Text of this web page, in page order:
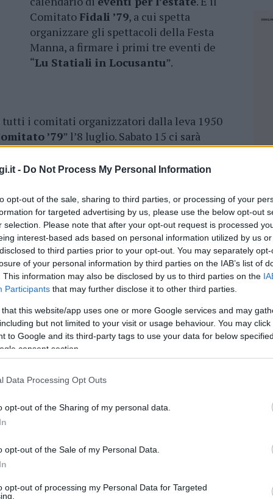
- Do Not Process My Personal Information
opt-out of the sale, sharing to third parties, or processing of your
for targeted advertising by us, please use the below opt-out
selection. Please note that after your opt-out request is processed
interest-based ads based on personal information utilized by us
to third parties prior to your opt-out. You may separately
of your personal information by third parties on the IAB’s list of
This information may also be disclosed by us to third parties on the
Participants that may further disclose it to other third parties.
that this website/app uses one or more Google services and may
but not limited to your visit or usage behaviour. You may
to Google and its third-party tags to use your data for below
consent section.
Data Processing Opt Outs
opt-out of the Sharing of my personal data.
opt-out of the Sale of my Personal Data.
opt-out of processing my Personal Data for Targeted
Comitato Fidali ’79, a cui spetta
organizzare gli spettacoli della Festa
Manna, a firmare i primi tre eventi de
“Lu Statiali in Locusantu”.
tutti i comitati organizzatori dalla leva 1950
’79” l’8 luglio. Sabato 15 ci sarà
che abbina alla preparazione dei
cotto in forno a legna.
posto tra le “Città del Vino” della
luglio prosegue con ilTorneo di Tennis
con la notte bianca “Passizendi in
il 29 con “Destinazione Mare”,
Civitas Mariana Danza.
sette eventi: si comincia venerdì 4 con
5 e domenica 6 agosto, rispettivamente con
il palio equestre in notturna “
torna l’atteso appuntamento con il
enogastronomici: “Li cjusoni di
Bovino Sardo
delle maschere del
la collaborazione del comune con il
Baldu.